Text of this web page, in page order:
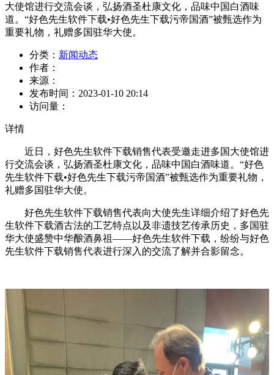
大使馆进行交流会谈，弘扬酒圣杜康文化，品味中国白酒味
道。“好色先生软件下载•好色先生下载污帝国酒”被甄选作为
重要礼物，礼赠多国驻华大使。
分类： 新闻动态
作者：
来源：
发布时间： 2023-01-10 20:14
访问量：
详情
近日，好色先生软件下载销售代表受邀走进多国大使馆进
行交流会谈，弘扬酒圣杜康文化，品味中国白酒味道。“好色
先生软件下载•好色先生下载污帝国酒”被甄选作为重要礼物，
礼赠多国驻华大使。
好色先生软件下载销售代表向大使先生详细介绍了好色先
生软件下载酒古法的工艺特点以及非遗技艺传承历史，多国驻
华大使盛赞中华酿酒鼻祖——好色先生软件下载，纷纷与好色
先生软件下载销售代表进行深入的交流了解并合影留念。